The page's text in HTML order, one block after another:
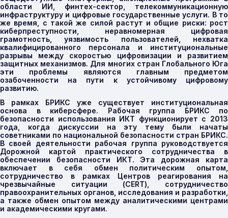
области ИИ, финтех-сектор, телекоммуникационную
инфраструктуру и цифровые государственные услуги. В то
же время, с такой же силой растут и общие риски: рост
киберпреступности, неравномерная цифровая
грамотность, уязвимость пользователей, нехватка
квалифицированного персонала и институциональные
разрывы между скоростью цифровизации и развитием
защитных механизмов. Для многих стран Глобального Юга
эти проблемы являются главным предметом
озабоченности на пути к устойчивому цифровому
развитию.
В рамках БРИКС уже существует институциональная
основа в киберсфере. Рабочая группа БРИКС по
безопасности использования ИКТ функционирует с 2013
года, когда дискуссии на эту тему были начаты
советниками по национальной безопасности стран БРИКС.
В своей деятельности рабочая группа руководствуется
Дорожной картой практического сотрудничества в
обеспечении безопасности ИКТ. Эта дорожная карта
включает в себя обмен политическим опытом,
сотрудничество в рамках Центров реагирования на
чрезвычайные ситуации (CERT), сотрудничество
правоохранительных органов, исследования и разработки,
а также обмен опытом между аналитическими центрами
и академическими кругами.